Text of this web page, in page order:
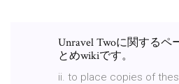
Unravel Twoに関するペ
とめwikiです。
ii. to place copies of